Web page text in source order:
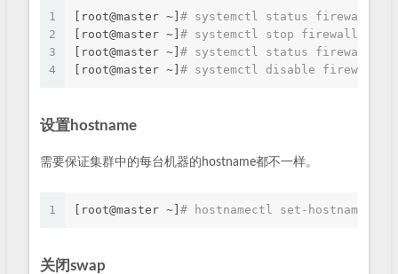
1
2
3
4
[root@master ~] # systemctl status firewalld #
[root@master ~] # systemctl stop firewalld # 停
[root@master ~] # systemctl status firewalld #
[root@master ~] # systemctl disable firewalld #
设置hostname
需要保证集群中的每台机器的hostname都不一样。
1 [root@master ~] # hostnamectl set-hostname
关闭swap